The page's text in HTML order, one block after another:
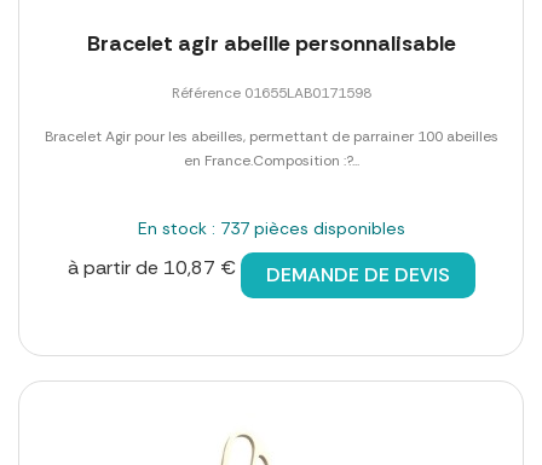
Bracelet agir abeille personnalisable
Référence 01655LAB0171598
Bracelet Agir pour les abeilles, permettant de parrainer 100 abeilles
en France.Composition :?...
En stock : 737 pièces disponibles
à partir de 10,87 € DEMANDE DE DEVIS